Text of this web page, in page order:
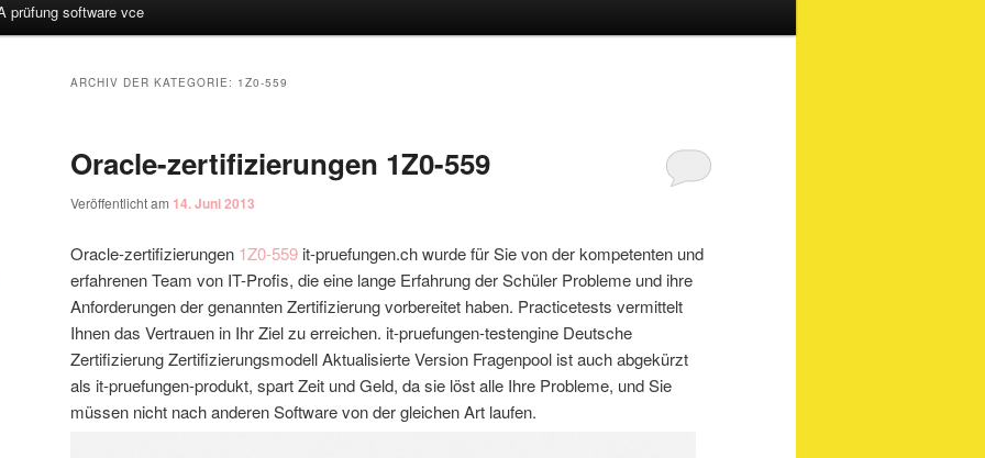
prüfung software vce
ARCHIV DER KATEGORIE: 1Z0-559
Oracle-zertifizierungen 1Z0-559
Veröffentlicht am 14. Juni 2013
Oracle-zertifizierungen 1Z0-559 it-pruefungen.ch wurde für Sie von der kompetenten und
erfahrenen Team von IT-Profis, die eine lange Erfahrung der Schüler Probleme und ihre
Anforderungen der genannten Zertifizierung vorbereitet haben. Practicetests vermittelt
Ihnen das Vertrauen in Ihr Ziel zu erreichen. it-pruefungen-testengine Deutsche
Zertifizierung Zertifizierungsmodell Aktualisierte Version Fragenpool ist auch abgekürzt
als it-pruefungen-produkt, spart Zeit und Geld, da sie löst alle Ihre Probleme, und Sie
müssen nicht nach anderen Software von der gleichen Art laufen.